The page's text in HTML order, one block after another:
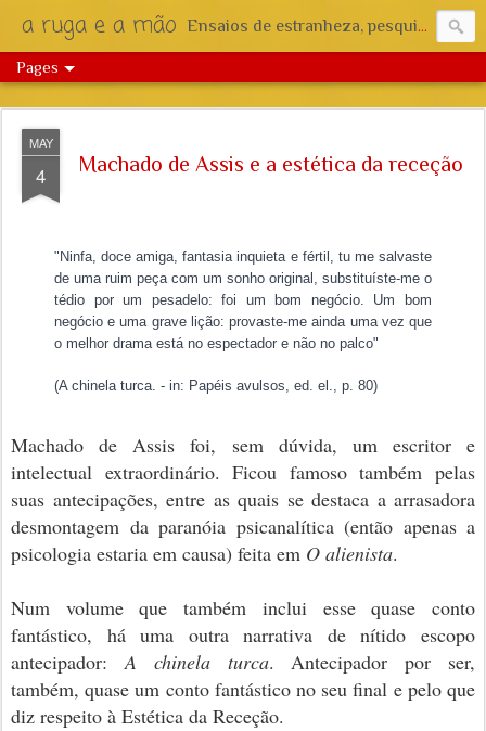
a ruga e a mão Ensaios de estranheza, pesquisa e reflexão.
Pages
MAY
4 Machado de Assis e a estética da receção
"Ninfa, doce amiga, fantasia inquieta e fértil, tu me salvaste
de uma ruim peça com um sonho original, substituíste-me o
tédio por um pesadelo: foi um bom negócio. Um bom
negócio e uma grave lição: provaste-me ainda uma vez que
o melhor drama está no espectador e não no palco"
(A chinela turca. - in: Papéis avulsos, ed. el., p. 80)
Machado de Assis foi, sem dúvida, um escritor e
intelectual extraordinário. Ficou famoso também pelas
suas antecipações, entre as quais se destaca a arrasadora
desmontagem da paranóia psicanalítica (então apenas a
psicologia estaria em causa) feita em O alienista.
Num volume que também inclui esse quase conto
fantástico, há uma outra narrativa de nítido escopo
antecipador:A chinela turca. Antecipador por ser,
também, quase um conto fantástico no seu final e pelo que
diz respeito à Estética da Receção.